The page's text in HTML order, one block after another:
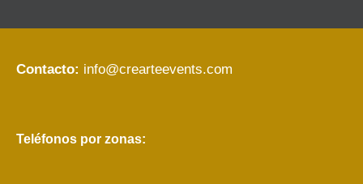
Contacto: info@crearteevents.com
Teléfonos por zonas: